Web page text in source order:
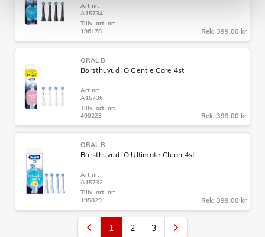
Art nr:
A15734
Tillv. art. nr:
196178
Rek: 399,00 kr
ORAL B
Borsthuvud iO Gentle Care 4st
Art nr:
A15736
Tillv. art. nr:
409223
Rek: 399,00 kr
ORAL B
Borsthuvud iO Ultimate Clean 4st
Art nr:
A15732
Tillv. art. nr:
195829
Rek: 399,00 kr
1 2 3